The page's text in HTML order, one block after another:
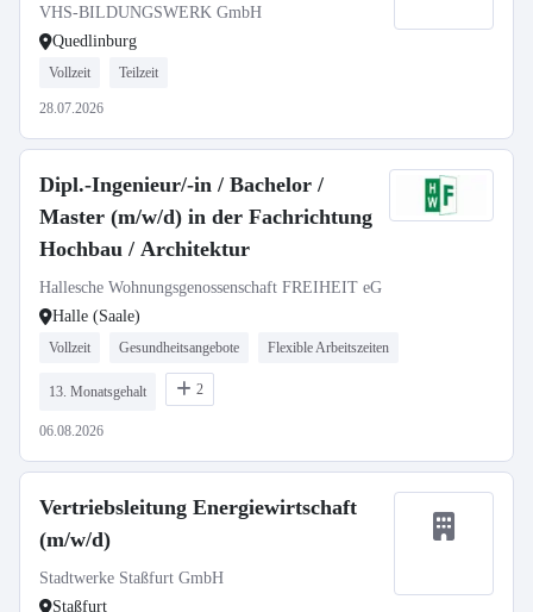
VHS-BILDUNGSWERK GmbH
Quedlinburg
Vollzeit Teilzeit
28.07.2026
Dipl.-Ingenieur/-in / Bachelor /
Master (m/w/d) in der Fachrichtung
Hochbau / Architektur
Hallesche Wohnungsgenossenschaft FREIHEIT eG
Halle (Saale)
Vollzeit Gesundheitsangebote Flexible Arbeitszeiten
13. Monatsgehalt 2
06.08.2026
Vertriebsleitung Energiewirtschaft
(m/w/d)
Stadtwerke Staßfurt GmbH
Staßfurt